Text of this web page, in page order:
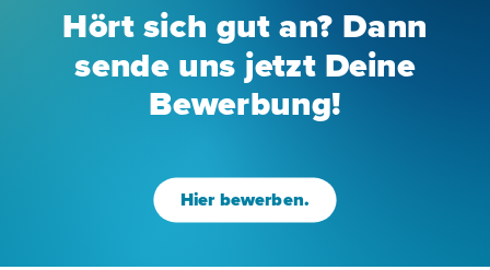
Hört sich gut an? Dann
sende uns jetzt Deine
Bewerbung!
Hier bewerben.